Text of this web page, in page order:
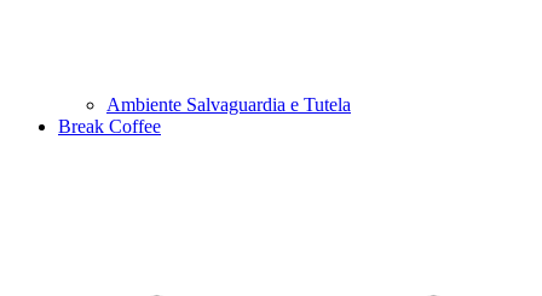
Ambiente Salvaguardia e Tutela
Break Coffee